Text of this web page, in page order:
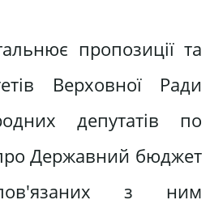
пропозиції та
Верховної Ради
депутатів по
Державний бюджет
з ним